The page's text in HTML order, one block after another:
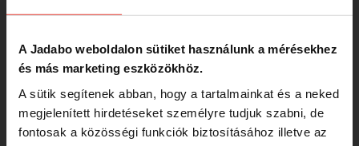
A Jadabo weboldalon sütiket használunk a mérésekhez
és más marketing eszközökhöz.
A sütik segítenek abban, hogy a tartalmainkat és a neked
megjelenített hirdetéseket személyre tudjuk szabni, de
fontosak a közösségi funkciók biztosításához illetve az
384 Ft
Technopufi Színes Mini Natur